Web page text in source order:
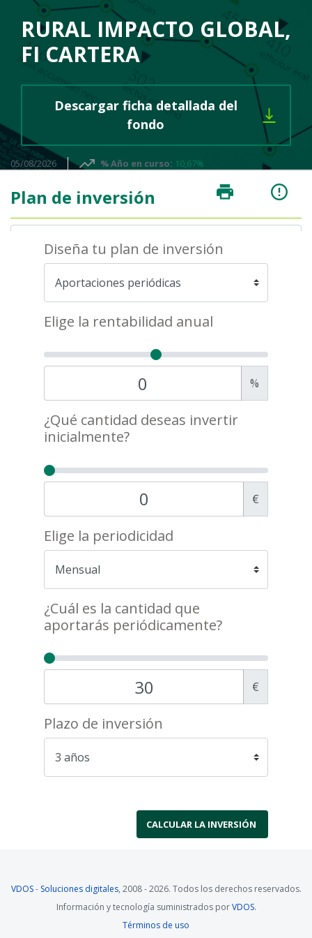
RURAL IMPACTO GLOBAL,
FI CARTERA
Descargar ficha detallada del
fondo Se abre un PDF en
05/08/2026 % Año en curso: 10,67%
IR
Plan de inversión
Diseña tu plan de inversión
Elige la rentabilidad anual
%
¿Qué cantidad deseas invertir
inicialmente?
€
Elige la periodicidad
¿Cuál es la cantidad que
aportarás periódicamente?
€
Plazo de inversión
VDOS- Soluciones digitales, 2008 - 2026. Todos los derechos reservados.
Información y tecnología suministrados porVDOS.
Términos de uso